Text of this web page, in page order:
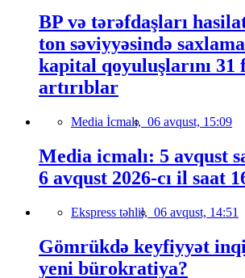
BP və tərəfdaşları
ton səviyyəsində
kapital qoyuluşlarını 31
artırıblar
Media İcmalı, 06 avqust, 15:09
Media icmalı: 5 avqust
6 avqust 2026-cı il saat
Ekspress təhlil, 06 avqust, 14:51
Gömrükdə keyfiyyət
yeni bürokratiya?